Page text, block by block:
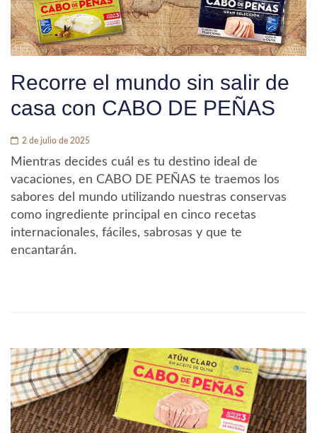
Recorre el mundo sin salir de
casa con CABO DE PEÑAS
2 de julio de 2025
Mientras decides cuál es tu destino ideal de
vacaciones, en CABO DE PEÑAS te traemos los
sabores del mundo utilizando nuestras conservas
como ingrediente principal en cinco recetas
internacionales, fáciles, sabrosas y que te
encantarán.